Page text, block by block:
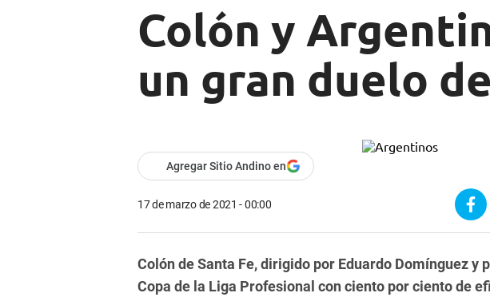
Colón y
un gran duelo
Agregar Sitio Andino en
17 de marzo de 2021 - 00:00
Colón de Santa Fe, dirigido por Eduardo Domínguez y
Copa de la Liga Profesional con ciento por ciento de